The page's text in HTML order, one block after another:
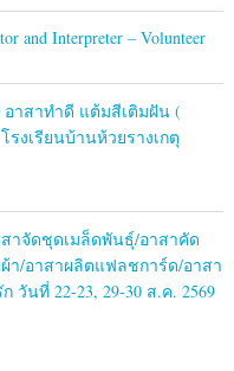
and Interpreter – Volunteer
อาสาทำดี แต้มสีเติมฝัน (
งเรียนบ้านห้วยรางเกตุ
าจัดชุดเมล็ดพันธุ์/อาสาคัด
า/อาสาผลิตแฟลชการ์ด/อาสา
วันที่ 22-23, 29-30 ส.ค. 2569